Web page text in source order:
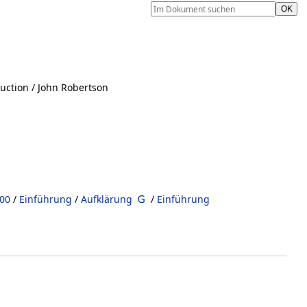
/ John Robertson
/ Einführung / Aufklärung / Einführung